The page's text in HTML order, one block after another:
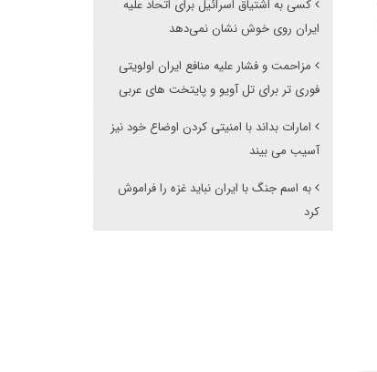
کسی به اشتیاق اسرائیل برای اتحاد علیه
ایران روی خوش نشان نمی‌دهد
مزاحمت و فشار علیه منافع ایران اولویتی
فوری تر برای تل آویو و پایتخت های عربی
امارات بداند با امنیتی کردن اوضاع خود نیز
آسیب می بیند
به اسم جنگ با ایران نباید غزه را فراموش
کرد